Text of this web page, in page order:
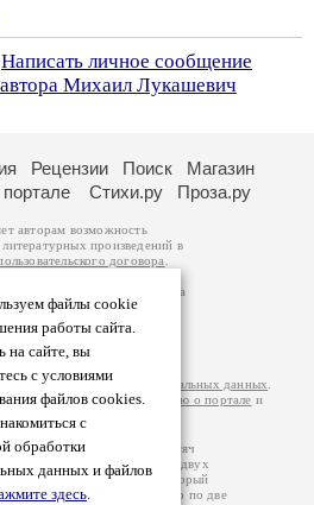
Написать личное сообщение
Михаил Лукашевич
файлы cookie
работы сайта.
на сайте, вы
с условиями
файлов cookies.
с
обработки
данных и файлов
здесь.
Рецензии Поиск
Магазин
Стихи.ру Проза.ру
авторам возможность
произведений в
договора
принадлежат авторам
произведений возможна
к которому вы можете
Ответственность за
самостоятельно на
изаконодательства
Политики обработки персональных данных
более подробнуюинформацию о портале и
Стихи.ру – порядка 200 тысяч
сумме просматривают более двух
счетчика посещаемости, который
В каждой графе указано по две